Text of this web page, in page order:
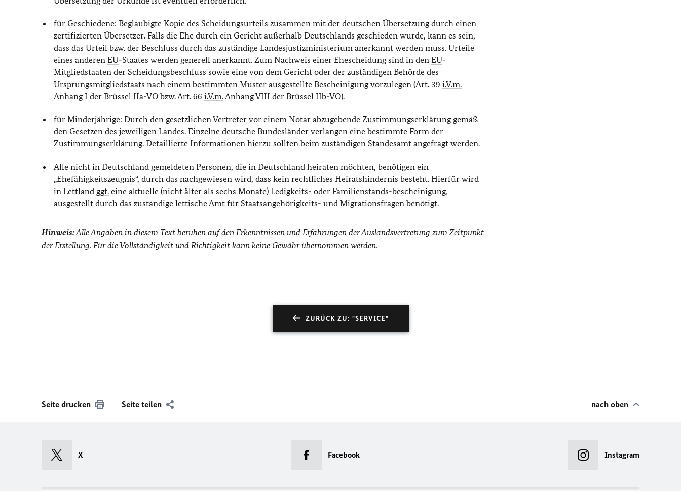
für Geschiedene: Beglaubigte Kopie des Scheidungsurteils zusammen mit der deutschen Übersetzung durch einen
zertifizierten Übersetzer. Falls die Ehe durch ein Gericht außerhalb Deutschlands geschieden wurde, kann es sein,
dass das Urteil bzw. der Beschluss durch das zuständige Landesjustizministerium anerkannt werden muss. Urteile
eines anderen EU-Staates werden generell anerkannt. Zum Nachweis einer Ehescheidung sind in den EU-
Mitgliedstaaten der Scheidungsbeschluss sowie eine von dem Gericht oder der zuständigen Behörde des
Ursprungsmitgliedstaats nach einem bestimmten Muster ausgestellte Bescheinigung vorzulegen (Art. 39i.V.m.
Anhang I der Brüssel IIa-VO bzw. Art. 66i.V.m.Anhang VIII der Brüssel IIb-VO).
für Minderjährige: Durch den gesetzlichen Vertreter vor einem Notar abzugebende Zustimmungserklärung gemäß
den Gesetzen des jeweiligen Landes. Einzelne deutsche Bundesländer verlangen eine bestimmte Form der
Zustimmungserklärung. Detaillierte Informationen hierzu sollten beim zuständigen Standesamt angefragt werden.
Alle nicht in Deutschland gemeldeten Personen, die in Deutschland heiraten möchten, benötigen ein
„Ehefähigkeitszeugnis“, durch das nachgewiesen wird, dass kein rechtliches Heiratshindernis besteht. Hierfür wird
in Lettland ggf. eine aktuelle (nicht älter als sechs Monate) Ledigkeits- oder Familienstands-bescheinigung,
ausgestellt durch das zuständige lettische Amt für Staatsangehörigkeits- und Migrationsfragen benötigt.
Hinweis:Alle Angaben in diesem Text beruhen auf den Erkenntnissen und Erfahrungen der Auslandsvertretung zum Zeitpunkt
der Erstellung. Für die Vollständigkeit und Richtigkeit kann keine Gewähr übernommen werden.
ZURÜCK ZU: "SERVICE"
Seite drucken Seite teilen nach oben
X Facebook Instagram